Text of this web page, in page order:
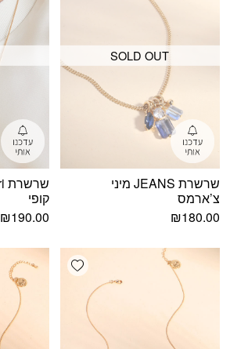
SOLD OUT
שרשרת JEANS מיני
צ’ארמס
₪180.00
קופי
₪190.00
Add wishlist